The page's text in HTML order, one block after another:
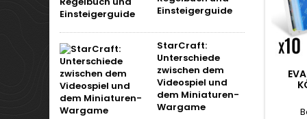
Einsteigerguide
StarCraft:
Unterschiede
zwischen dem
Videospiel und
dem Miniaturen-
Wargame